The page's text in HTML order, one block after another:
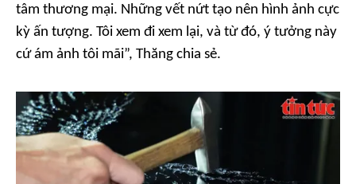
tâm thương mại. Những vết nứt tạo nên hình ảnh cực
kỳ ấn tượng. Tôi xem đi xem lại, và từ đó, ý tưởng này
cứ ám ảnh tôi mãi”, Thăng chia sẻ.